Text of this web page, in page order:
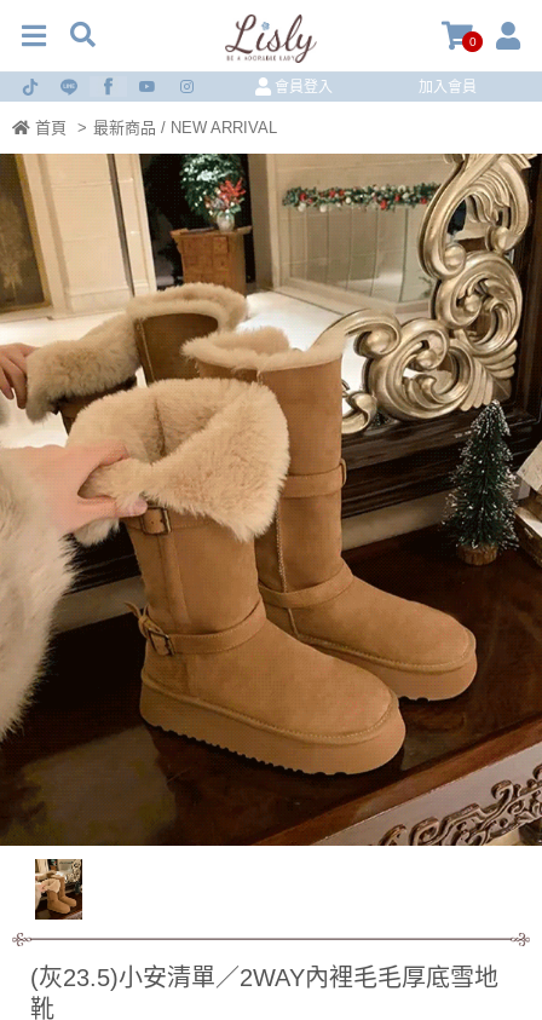
0
會員登入 加入會員
首頁 > 最新商品 / NEW ARRIVAL
(灰23.5)小安清單／2WAY內裡毛毛厚底雪地
靴